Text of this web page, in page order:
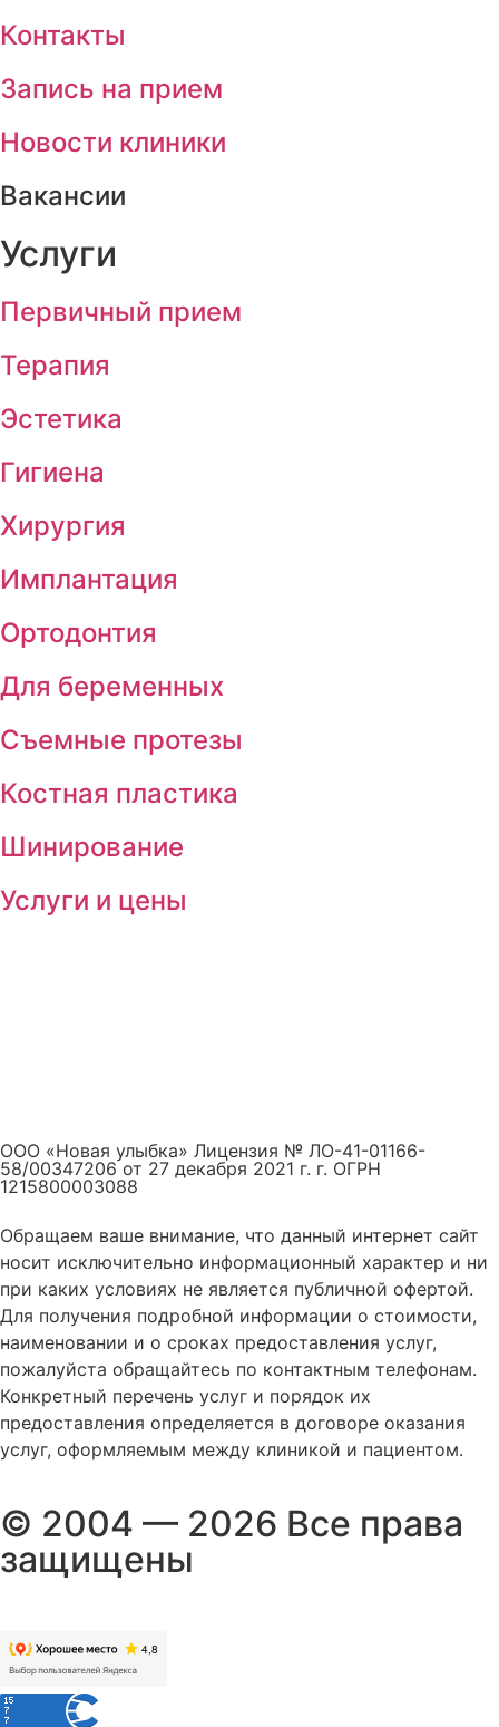
Контакты
Запись на прием
Новости клиники
Вакансии
Услуги
Первичный прием
Терапия
Эстетика
Гигиена
Хирургия
Имплантация
Ортодонтия
Для беременных
Съемные протезы
Костная пластика
Шинирование
Услуги и цены
ООО «Новая улыбка» Лицензия № ЛО-41-01166-
58/00347206 от 27 декабря 2021 г. г. ОГРН
1215800003088
Обращаем ваше внимание, что данный интернет сайт
носит исключительно информационный характер и ни
при каких условиях не является публичной офертой.
Для получения подробной информации о стоимости,
наименовании и о сроках предоставления услуг,
пожалуйста обращайтесь по контактным телефонам.
Конкретный перечень услуг и порядок их
предоставления определяется в договоре оказания
услуг, оформляемым между клиникой и пациентом.
© 2004 — 2026 Все права
защищены